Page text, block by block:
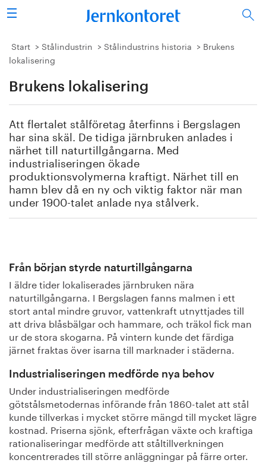
Sök
Stålindustrin
Forskning/utbildning
Energi/miljö
Vi tycker
Publicerat
Bildbank
Start Stålindustrin Stålindustrins historia
Brukens
lokalisering
Brukens lokalisering
Att flertalet stålföretag återfinns i Bergslagen
har sina skäl. De tidiga järnbruken anlades i
närhet till naturtillgångarna. Med
industrialiseringen ökade
produktionsvolymerna kraftigt. Närhet till en
hamn blev då en ny och viktig faktor när man
under 1900-talet anlade nya stålverk.
Från början styrde naturtillgångarna
I äldre tider lokaliserades järnbruken nära
naturtillgångarna. I Bergslagen fanns malmen i ett
stort antal mindre gruvor, vattenkraft utnyttjades till
att driva blåsbälgar och hammare, och träkol fick man
ur de stora skogarna. På vintern kunde det färdiga
järnet fraktas över isarna till marknader i städerna.
Industrialiseringen medförde nya behov
Under industrialiseringen medförde
götstålsmetodernas införande från 1860-talet att stål
kunde tillverkas i mycket större mängd till mycket lägre
kostnad. Priserna sjönk, efterfrågan växte och kraftiga
rationaliseringar medförde att ståltillverkningen
koncentrerades till större anläggningar på färre orter.